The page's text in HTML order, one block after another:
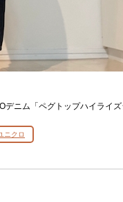
ニム「ペグトップハイライ
ニクロ